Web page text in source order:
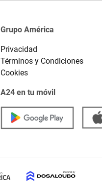
Grupo América
Privacidad
Términos y Condiciones
Cookies
A24 en tu móvil